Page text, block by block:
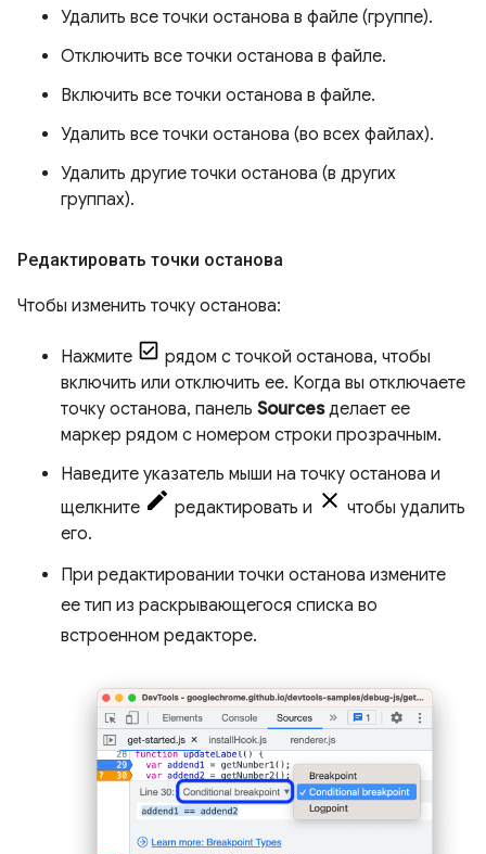
Удалить все точки останова в файле (группе).
Отключить все точки останова в файле.
Включить все точки останова в файле.
Удалить все точки останова (во всех файлах).
Удалить другие точки останова (в других
группах).
Редактировать точки останова
Чтобы изменить точку останова:
Нажмите
рядом с точкой останова, чтобы
включить или отключить ее. Когда вы отключаете
точку останова, панель Sourcesделает ее
маркер рядом с номером строки прозрачным.
Наведите указатель мыши на точку останова и
щелкните
редактировать и
чтобы удалить
его.
При редактировании точки останова измените
ее тип из раскрывающегося списка во
встроенном редакторе.